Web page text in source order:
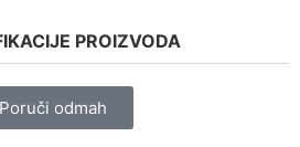
PROIZVODA
Poruči odmah